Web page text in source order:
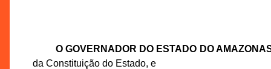
O GOVERNADOR DO ESTADO DO
da Constituição do Estado, e